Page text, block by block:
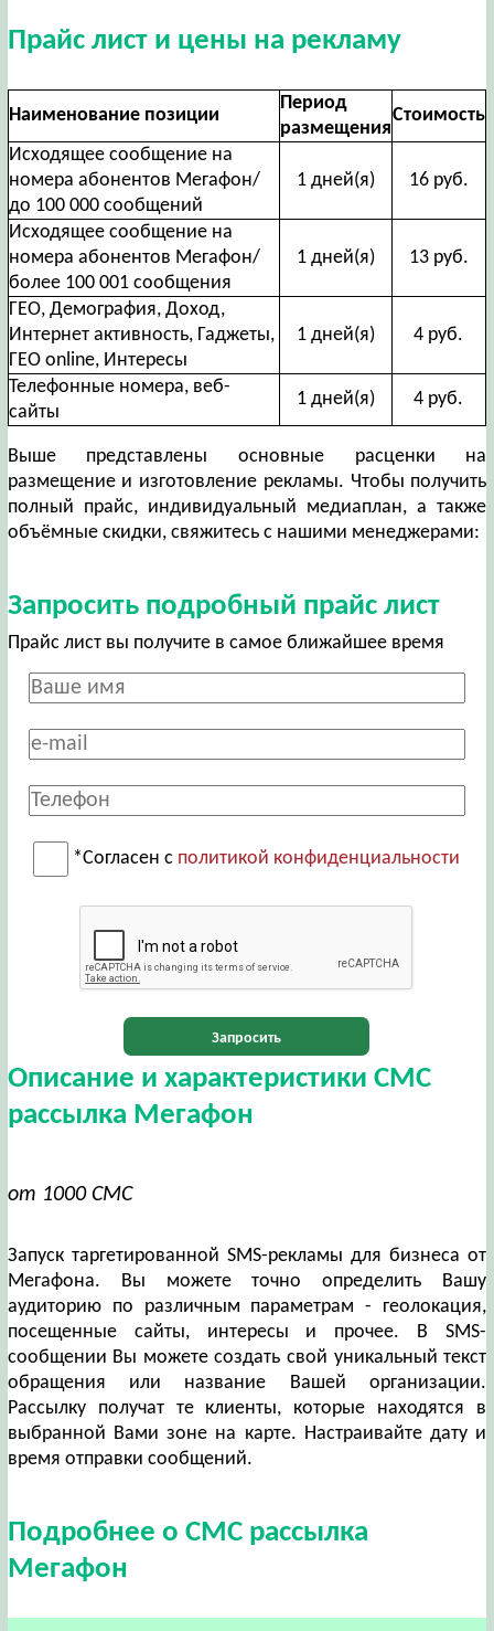
Прайс лист и цены на рекламу
Наименование позиции
Период
размещения
Стоимость
Исходящее сообщение на
номера абонентов Мегафон/
до 100 000 сообщений
1 дней(я) 16 руб.
Исходящее сообщение на
номера абонентов Мегафон/
более 100 001 сообщения
1 дней(я) 13 руб.
ГЕО, Демография, Доход,
Интернет активность, Гаджеты,
ГЕО online, Интересы
1 дней(я) 4 руб.
Телефонные номера, веб-
сайты
1 дней(я) 4 руб.
Выше представлены основные расценки на
размещение и изготовление рекламы. Чтобы получить
полный прайс, индивидуальный медиаплан, а также
объёмные скидки, свяжитесь с нашими менеджерами:
Запросить подробный прайс лист
Прайс лист вы получите в самое ближайшее время
*Согласен с политикой конфиденциальности
Запросить
Описание и характеристики СМС
рассылка Мегафон
от 1000 СМС
Запуск таргетированной SMS-рекламы для бизнеса от
Мегафона. Вы можете точно определить Вашу
аудиторию по различным параметрам - геолокация,
посещенные сайты, интересы и прочее. В SMS-
сообщении Вы можете создать свой уникальный текст
обращения или название Вашей организации.
Рассылку получат те клиенты, которые находятся в
выбранной Вами зоне на карте. Настраивайте дату и
время отправки сообщений.
Подробнее о СМС рассылка
Мегафон